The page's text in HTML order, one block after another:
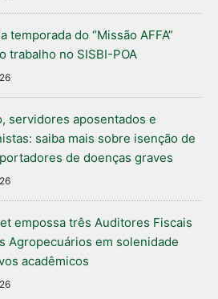
temporada do “Missão AFFA”
trabalho no SISBI-POA
servidores aposentados e
saiba mais sobre isenção de
de doenças graves
empossa três Auditores Fiscais
Agropecuários em solenidade
acadêmicos